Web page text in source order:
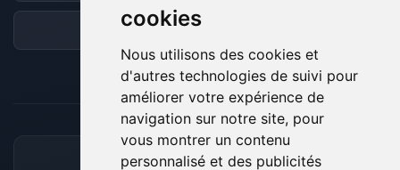
cookies
Nous utilisons des cookies et
d'autres technologies de suivi pour
améliorer votre expérience de
navigation sur notre site, pour
vous montrer un contenu
personnalisé et des publicités
Forum
MOYENS DE PAIEMENT ACCEPTÉS